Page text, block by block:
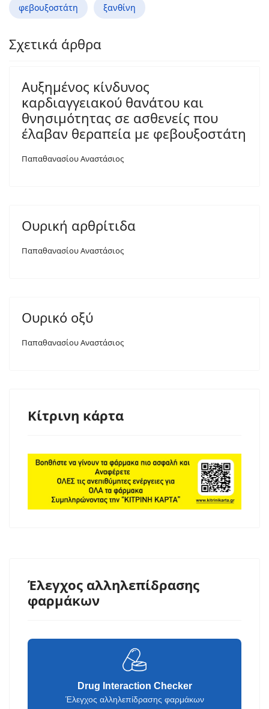
φεβουξοστάτη ξανθίνη
Σχετικά άρθρα
Αυξημένος κίνδυνος
καρδιαγγειακού θανάτου και
θνησιμότητας σε ασθενείς που
έλαβαν θεραπεία με φεβουξοστάτη
Παπαθανασίου Αναστάσιος
Ουρική αρθρίτιδα
Παπαθανασίου Αναστάσιος
Ουρικό οξύ
Παπαθανασίου Αναστάσιος
Κίτρινη κάρτα
Έλεγχος αλληλεπίδρασης
φαρμάκων
Drug Interaction Checker
Έλεγχος αλληλεπίδρασης φαρμάκων